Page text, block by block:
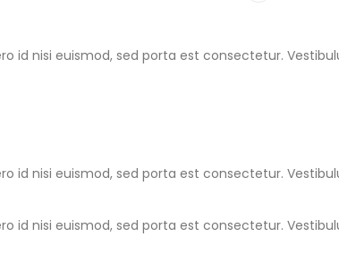
id nisi euismod, sed porta est consectetur.
id nisi euismod, sed porta est consectetur.
id nisi euismod, sed porta est consectetur.